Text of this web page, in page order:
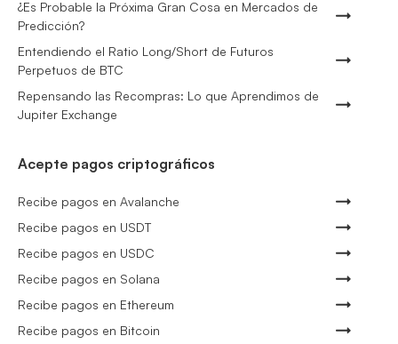
¿Es Probable la Próxima Gran Cosa en Mercados de
Predicción?
Entendiendo el Ratio Long/Short de Futuros
Perpetuos de BTC
Repensando las Recompras: Lo que Aprendimos de
Jupiter Exchange
Acepte pagos criptográficos
Recibe pagos en Avalanche
Recibe pagos en USDT
Recibe pagos en USDC
Recibe pagos en Solana
Recibe pagos en Ethereum
Recibe pagos en Bitcoin